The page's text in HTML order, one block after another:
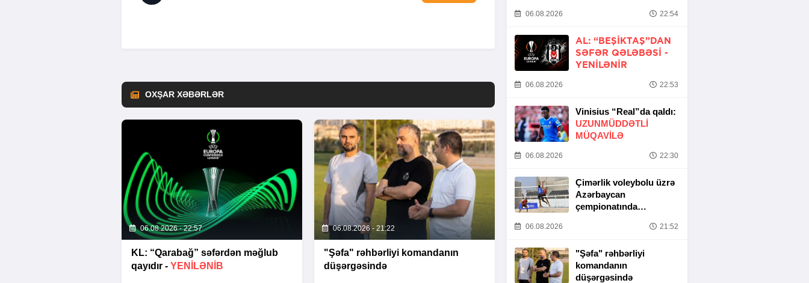
OXŞAR XƏBƏRLƏR
06.08.2026 - 22:57
KL: “Qarabağ” səfərdən məğlub
qayıdır - YENİLƏNİB
06.08.2026 - 21:22
"Şəfa" rəhbərliyi komandanın
düşərgəsində
06.08.2026 22:54
AL: “BEŞIKTAŞ”DAN
SƏFƏR QƏLƏBƏSI -
YENİLƏNİR
06.08.2026 22:53
Vinisius “Real”da qaldı:
UZUNMÜDDƏTLİ
MÜQAVİLƏ
06.08.2026 22:30
Çimərlik voleybolu üzrə
Azərbaycan
çempionatında
06.08.2026 21:52
"Şəfa" rəhbərliyi
komandanın
düşərgəsində